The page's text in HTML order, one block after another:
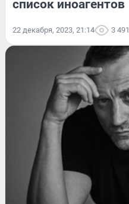
список иноагентов
22 декабря, 2023, 21:14 3 491